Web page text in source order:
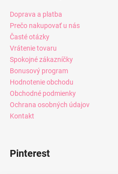
Doprava a platba
Prečo nakupovať u nás
Časté otázky
Vrátenie tovaru
Spokojné zákazníčky
Bonusový program
Hodnotenie obchodu
Obchodné podmienky
Ochrana osobných údajov
Kontakt
Pinterest